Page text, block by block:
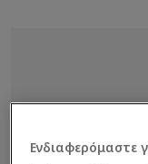
Ενδιαφερόμαστε